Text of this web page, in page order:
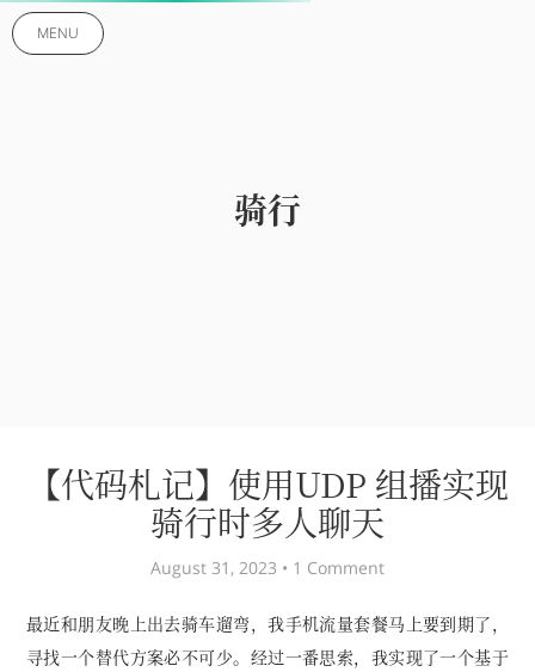
MENU
骑行
【代码札记】使用UDP 组播实现
骑行时多人聊天
August 31, 2023 • 1 Comment
最近和朋友晚上出去骑车遛弯，我手机流量套餐马上要到期了，
寻找一个替代方案必不可少。经过一番思索，我实现了一个基于